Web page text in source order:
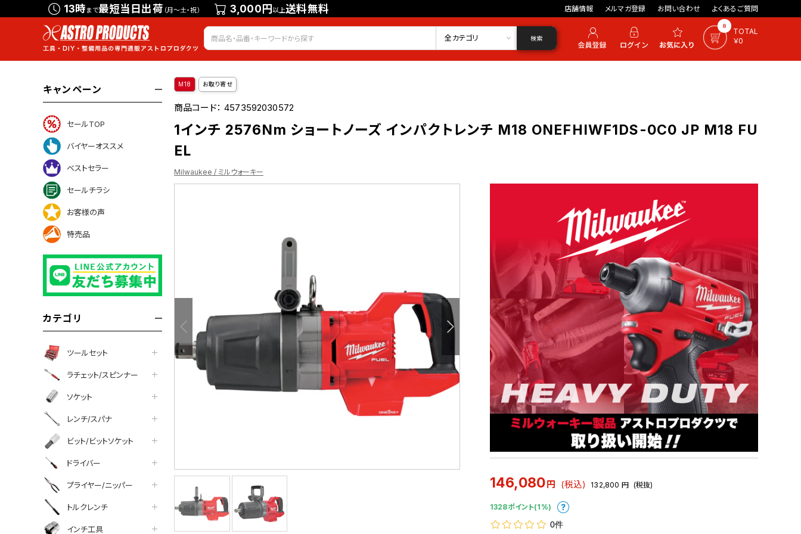
13時まで最短当日出荷 （月～土・祝） 3,000円以上送料無料 店舗情報 メルマガ登録 お問い合わせ よくあるご質問
会員登録 ログイン お気に入り 0
TOTAL
￥0
全カテゴリ 検索
キャンペーン
セールTOP
バイヤーオススメ
ベストセラー
セールチラシ
お客様の声
特売品
カテゴリ
ツールセット
ラチェット/スピンナー
ソケット
レンチ/スパナ
ビット/ビットソケット
ドライバー
プライヤー/ニッパー
トルクレンチ
インチ工具
M18 お取り寄せ
商品コード：4573592030572
1インチ 2576Nm ショートノーズ インパクトレンチ M18 ONEFHIWF1DS-0C0 JP M18 FU
EL
Milwaukee / ミルウォーキー
146,080円 (税込) 132,800 円 (税抜)
1328ポイント(1%)
0件